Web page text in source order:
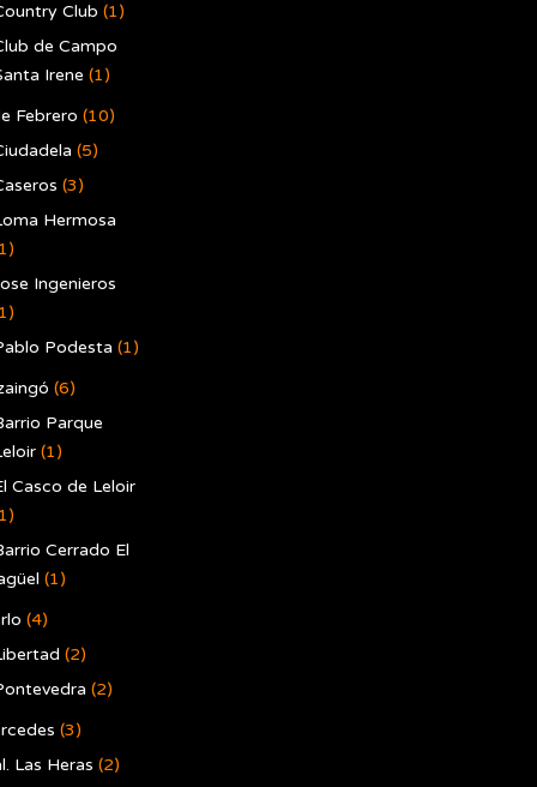
Club (1)
de Campo
Irene (1)
Febrero (10)
(5)
(3)
Hermosa
Ingenieros
Podesta (1)
(6)
Parque
(1)
Casco de Leloir
Cerrado El
(1)
(4)
(2)
(2)
(3)
Las Heras (2)